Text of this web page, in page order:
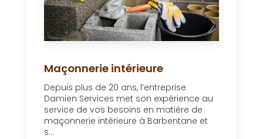
Maçonnerie intérieure
Depuis plus de 20 ans, l’entreprise
Damien Services met son expérience au
service de vos besoins en matière de
maçonnerie intérieure à Barbentane et
s...